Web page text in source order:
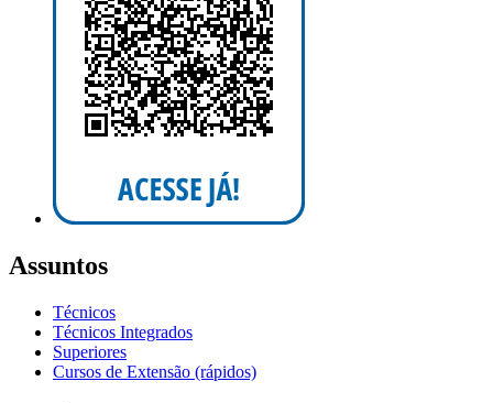
Assuntos
Técnicos
Técnicos Integrados
Superiores
Cursos de Extensão (rápidos)